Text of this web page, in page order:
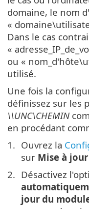
domaine, le nom
«
Dans le cas
«
ou «
utilisé.
Une fois la
définissez sur les
\\UNC\CHEMIN
en procédant
Ouvrez la
sur Mise à jour
Désactivez
jour du